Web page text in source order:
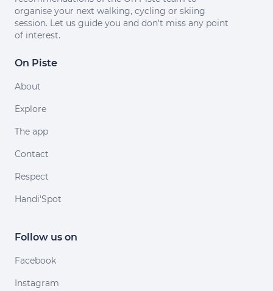
organise your next walking, cycling or skiing
session. Let us guide you and don't miss any point
of interest.
On Piste
About
Explore
The app
Contact
Respect
Handi'Spot
Follow us on
Facebook
Instagram